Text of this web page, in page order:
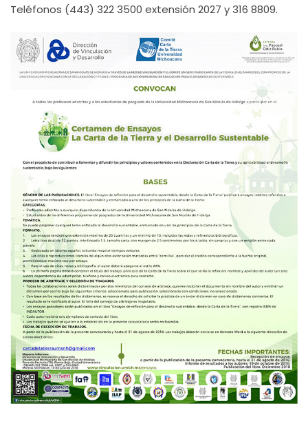
Teléfonos (443) 322 3500 extensión 2027 y 316 8809.